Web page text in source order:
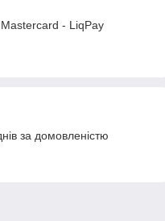
- LiqPay
за домовленістю